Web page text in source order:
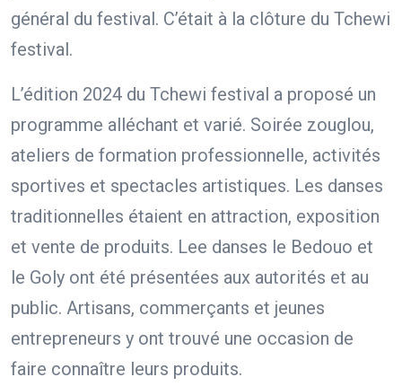
général du festival. C’était à la clôture du Tchewi
festival.
L’édition 2024 du Tchewi festival a proposé un
programme alléchant et varié. Soirée zouglou,
ateliers de formation professionnelle, activités
sportives et spectacles artistiques. Les danses
traditionnelles étaient en attraction, exposition
et vente de produits. Lee danses le Bedouo et
le Goly ont été présentées aux autorités et au
public. Artisans, commerçants et jeunes
entrepreneurs y ont trouvé une occasion de
faire connaître leurs produits.